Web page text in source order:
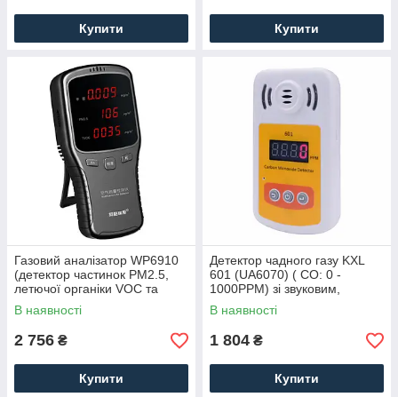
Купити Купити
Газовий аналізатор WP6910
(детектор частинок PM2.5,
летючої органіки VOC та
формальдегіду)
В наявності
2 756 ₴
Купити
Детектор чадного газу KXL
601 (UA6070) ( CO: 0 -
1000PPM) зі звуковим,
світловим і вібросигналом
В наявності
1 804 ₴
Купити